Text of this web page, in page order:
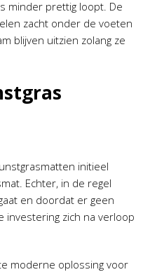
minder prettig loopt. De
zacht onder de voeten
blijven uitzien zolang ze
initieel
Echter, in de regel
en doordat er geen
investering zich na verloop
moderne oplossing voor